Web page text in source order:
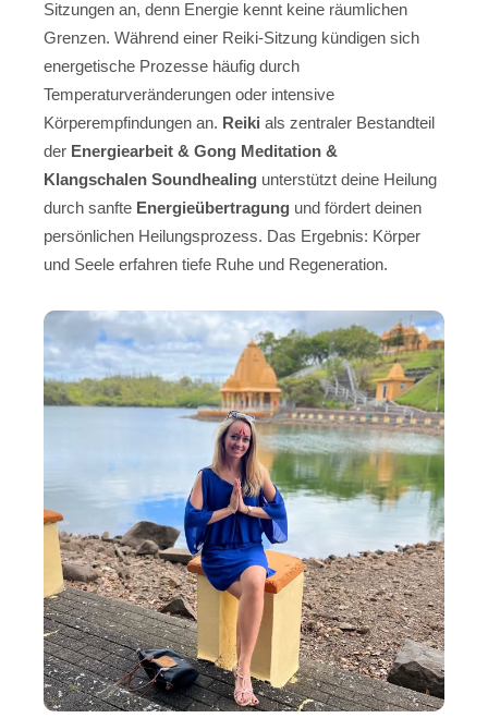
Sitzungen an, denn Energie kennt keine räumlichen
Grenzen. Während einer Reiki-Sitzung kündigen sich
energetische Prozesse häufig durch
Temperaturveränderungen oder intensive
Körperempfindungen an. Reiki als zentraler Bestandteil
der Energiearbeit & Gong Meditation &
Klangschalen Soundhealing unterstützt deine Heilung
durch sanfte Energieübertragung und fördert deinen
persönlichen Heilungsprozess. Das Ergebnis: Körper
und Seele erfahren tiefe Ruhe und Regeneration.